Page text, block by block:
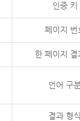
인증 키
페이지 번
한 페이지 결
언어 구
결과 형식